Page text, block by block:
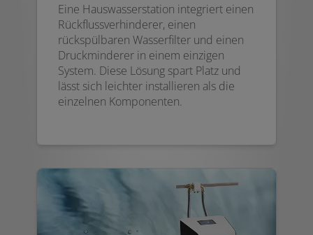
Eine Hauswasserstation integriert einen
Rückflussverhinderer, einen
rückspülbaren Wasserfilter und einen
Druckminderer in einem einzigen
System. Diese Lösung spart Platz und
lässt sich leichter installieren als die
einzelnen Komponenten.